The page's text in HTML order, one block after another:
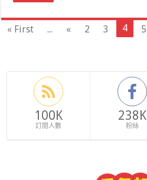
« First ... « 2 3 4 5
100K
訂閱人數
238K
粉絲